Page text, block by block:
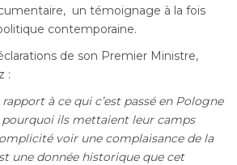
un témoignage à la fois
contemporaine.
de son Premier Ministre,
:
à ce qui c’est passé en Pologne
pourquoi ils mettaient leur camps
voir une complaisance de la
une donnée historique que cet